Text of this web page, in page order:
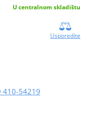
U centralnom skladištu
Usporedite
410-54219